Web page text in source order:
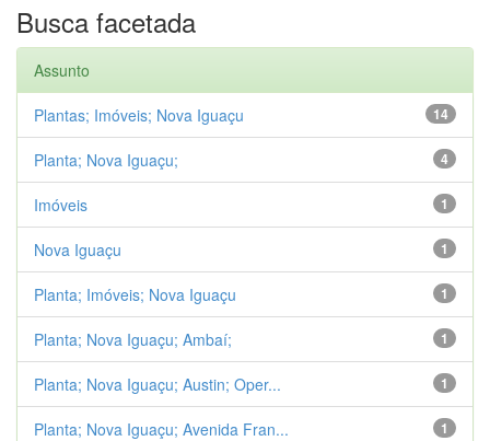
Busca facetada
Assunto
14
Plantas; Imóveis; Nova Iguaçu
4
Planta; Nova Iguaçu;
1
Imóveis
1
Nova Iguaçu
1
Planta; Imóveis; Nova Iguaçu
1
Planta; Nova Iguaçu; Ambaí;
1
Planta; Nova Iguaçu; Austin; Oper...
1
Planta; Nova Iguaçu; Avenida Fran...